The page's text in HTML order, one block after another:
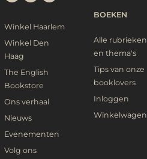
Winkel Haarlem
Winkel Den
Haag
The English
Bookstore
Ons verhaal
Nieuws
Evenementen
Volg ons
BOEKEN
Alle rubrieken
en thema's
Tips van onze
booklovers
Inloggen
Winkelwagen